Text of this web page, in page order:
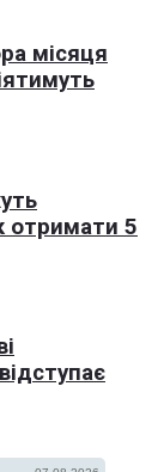
місяця
отримати 5